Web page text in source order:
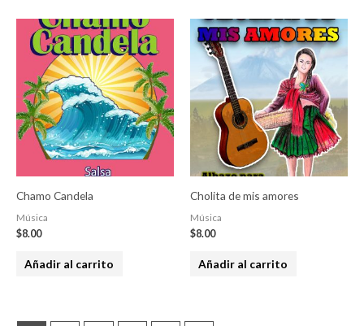
Chamo Candela
Música
$8.00
Añadir al carrito
Cholita de mis amores
Música
$8.00
Añadir al carrito